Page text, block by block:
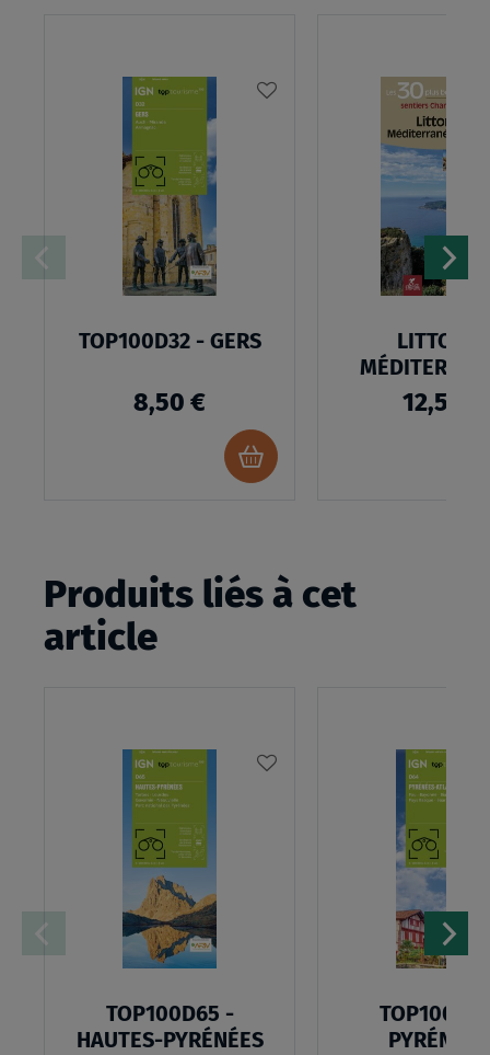
TOP100D32 - GERS
8,50 €
Ajouter
au
LITTORAL
12,50 €
Produits liés à cet
article
TOP100D65 -
HAUTES-PYRÉNÉES